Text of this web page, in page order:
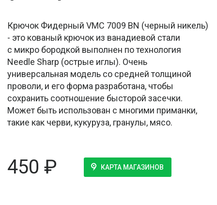
Крючок Фидерный VMC 7009 BN (черный никель)
- это кованый крючок из ванадиевой стали
с микро бородкой выполнен по технология
Needle Sharp (острые иглы). Очень
универсальная модель со средней толщиной
проволи, и его форма разработана, чтобы
сохранить соотношение бысторой засечки.
Может быть использован с многими приманки,
такие как черви, кукуруза, гранулы, мясо.
450 ₽ КАРТА МАГАЗИНОВ